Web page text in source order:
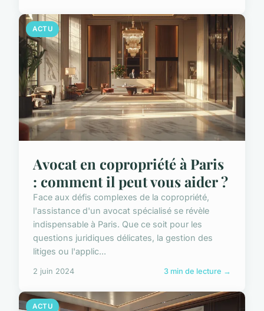
ACTU
Avocat en copropriété à Paris
: comment il peut vous aider ?
Face aux défis complexes de la copropriété,
l'assistance d'un avocat spécialisé se révèle
indispensable à Paris. Que ce soit pour les
questions juridiques délicates, la gestion des
litiges ou l'applic...
2 juin 2024 3 min de lecture →
ACTU